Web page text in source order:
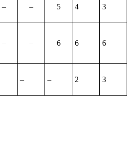
– – 5 4 3
– – 6 6 6
– – 2 3